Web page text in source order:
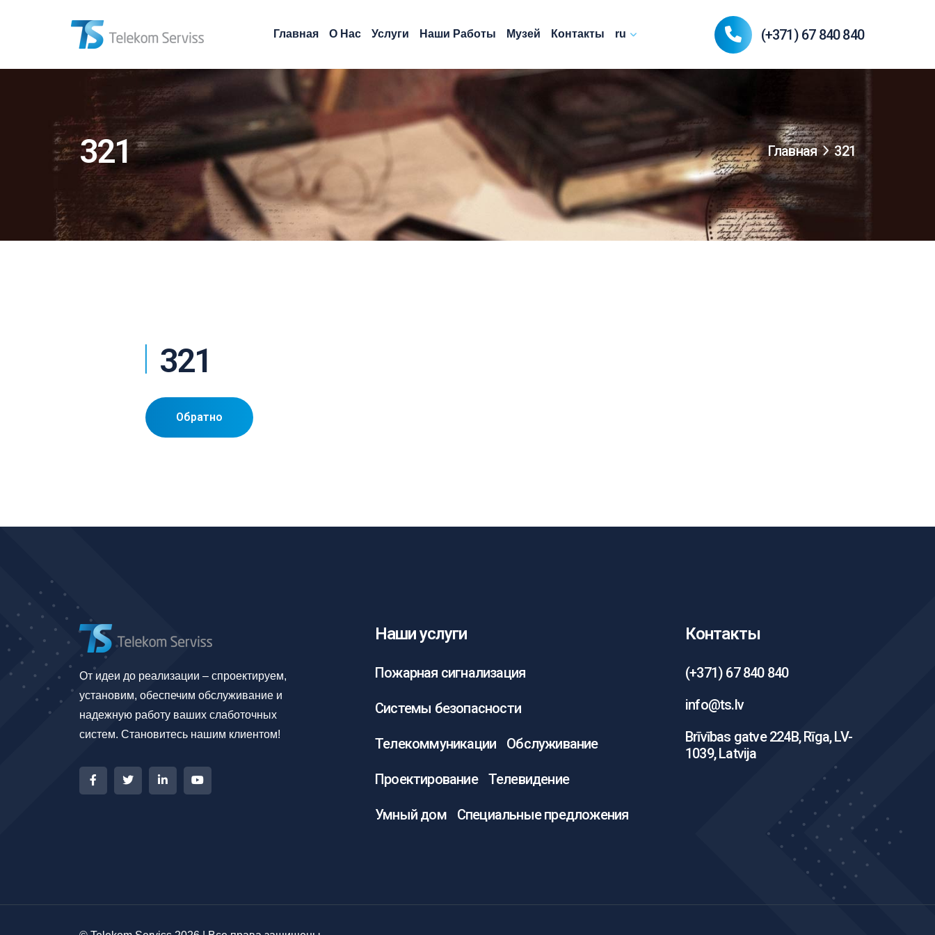
Главная О Нас Услуги Наши Работы Музей Контакты ru (+371) 67 840 840
321 Главная 321
321
Обратно
От идеи до реализации – спроектируем,
установим, обеспечим обслуживание и
надежную работу ваших слаботочных
систем. Становитесь нашим клиентом!
Наши услуги
Пожарная сигнализация
Системы безопасности
Телекоммуникации Обслуживание
Проектирование Телевидение
Умный дом Специальные предложения
Контакты
(+371) 67 840 840
info@ts.lv
Brīvības gatve 224B, Rīga, LV-
1039, Latvija